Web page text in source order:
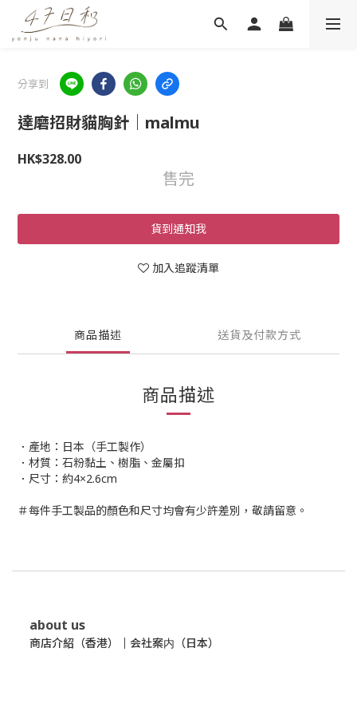
分享到
達磨招財貓胸針｜malmu
HK$328.00
售完
貨到通知我
加入追蹤清單
商品描述 送貨及付款方式
商品描述
．產地：日本（手工製作）
．材質：石粉黏土、樹脂、金屬扣
．尺寸：約4×2.6cm
＃每件手工製品的顏色和尺寸均會有少許差別，敬請留意。
about us
商店介紹（香港） 会社案内（日本）